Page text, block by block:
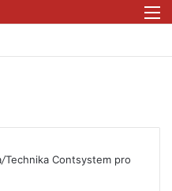
/Technika Contsystem pro